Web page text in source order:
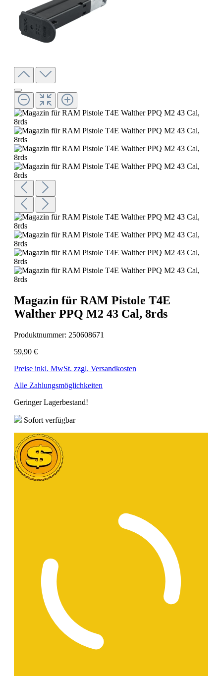
Magazin für RAM Pistole T4E
Walther PPQ M2 43 Cal, 8rds
Produktnummer: 250608671
59,90 €
Preise inkl. MwSt. zzgl. Versandkosten
Alle Zahlungsmöglichkeiten
Geringer Lagerbestand!
Sofort verfügbar